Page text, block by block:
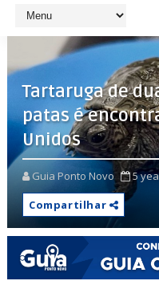
Tartaruga de
patas é
Unidos
Guia Ponto Novo 5
Compartilhar